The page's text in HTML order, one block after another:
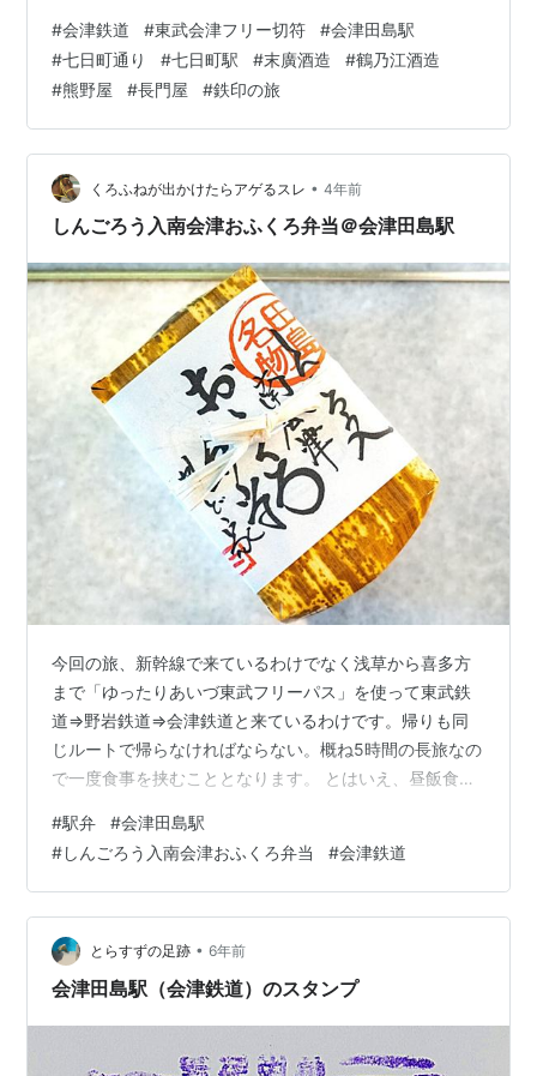
ればいいそうです。 進行方向左窓側座席が景色いいそう
なので予約しました。 （左側に乗ると五十里湖や若郷湖
(一瞬)が見やすいです） ◉北千住駅〜会津田島駅 9時43
分〜12時38分 リバティ 車内 コンセントもあり座り心地
いいです。 朝食。 いつもは食べないです…
#会津鉄道 #東武会津フリー切符 #会津田島駅
#七日町通り #七日町駅 #末廣酒造 #鶴乃江酒造
#熊野屋 #長門屋 #鉄印の旅
くろふねが出かけたらアゲるスレ • 4年前
しんごろう入南会津おふくろ弁当＠会津田島駅
今回の旅、新幹線で来ているわけでなく浅草から喜多方
まで「ゆったりあいづ東武フリーパス」を使って東武鉄
道⇒野岩鉄道⇒会津鉄道と来ているわけです。帰りも同
じルートで帰らなければならない。概ね5時間の長旅なの
で一度食事を挟むこととなります。 とはいえ、昼飯食う
なければならない。弁当を購入することが可能な駅は、
会津若松、会津田島、鬼怒川温泉、下今市 という感じ。
この中で会津若松で11月から田季野の会津輪箱が販売さ
れているのですが、朝早いので販売なし。駅弁も同様。
会津田島は一時駅弁の存続怪しくなったものの今はなん
とか販売しているけど、乗換が短いので調達…
#駅弁 #会津田島駅
#しんごろう入南会津おふくろ弁当 #会津鉄道
とらすずの足跡 • 6年前
会津田島駅（会津鉄道）のスタンプ